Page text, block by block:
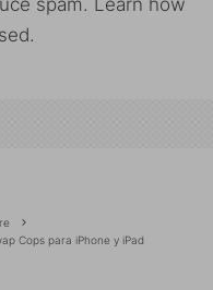
spam. Learn how
Cops para iPhone y iPad